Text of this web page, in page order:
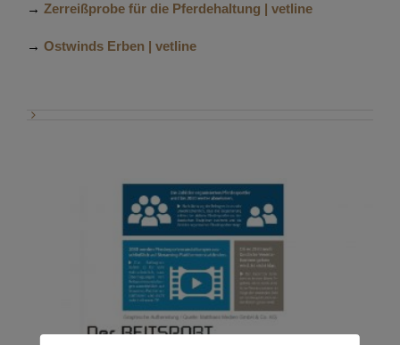
→ Zerreißprobe für die Pferdehaltung | vetline
→ Ostwinds Erben | vetline
Der Reitsport im Jahr 2030 – Eine
Zukunftsversion